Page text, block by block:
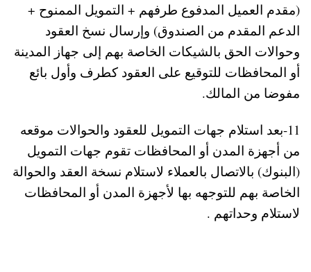
(مقدم العميل المدفوع طرفهم + التمويل الممنوح +
الدعم المقدم من الصندوق) وإرسال نسخ العقود
وحوالات الحق بالشيكات الخاصة بهم إلى جهاز المدينة
أو المحافظات للتوقيع على العقود كطرف وأول بائع
مفوضا من المالك.
11-بعد استلام جهات التمويل للعقود والحوالات موقعه
من أجهزة المدن أو المحافظات تقوم جهات التمويل
(البنوك) بالاتصال بالعملاء لاستلام نسخة العقد والحوالة
الخاصة بهم للتوجهه بها لأجهزة المدن أو المحافظات
لاستلام وحداتهم .